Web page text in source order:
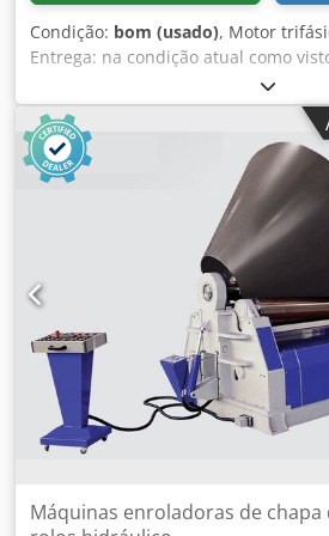
Condição: bom (usado), Motor
Entrega: na condição atual como
motor foi soldada uma vez Chedpfx
Potência: 52/143 kW -Velocidade:
cônico: Ø 70 a 60 mm 125 mm de
-Classe de proteção: IP 54 -
-Peso: 876kg
Máquinas enroladoras de chapa